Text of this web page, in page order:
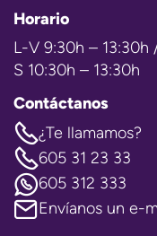
Horario
L-V 9:30h – 13:30h
S 10:30h – 13:30h
Contáctanos
¿Te llamamos?
605 31 23 33
605 312 333
Envíanos un e-